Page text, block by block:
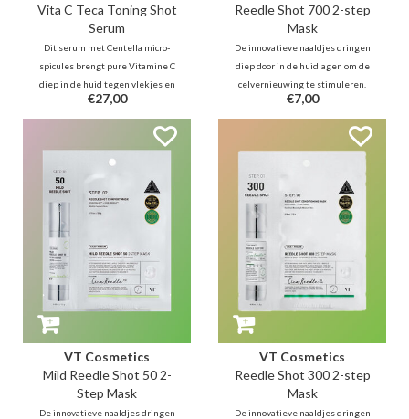
Vita C Teca Toning Shot
Serum
Dit serum met Centella micro-
spicules brengt pure Vitamine C
diep in de huid tegen vlekjes en
dofheid. Glutathion biedt een
'toning shot' voor een egale gloed
en een frisse jelly-finish. De
ideale boost voor een egale,
stralende en gezonde huidteint.
€27,00
Reedle Shot 700 2-step
Mask
De innovatieve naaldjes dringen
diep door in de huidlagen om de
celvernieuwing te stimuleren.
Terwijl st. 1 de huid verzacht met
CICA en de weg vrijmaakt voor
actieve ingrediënten, levert het
resultaten in minder dan 20
minuten
€7,00
VT Cosmetics
Mild Reedle Shot 50 2-
Step Mask
De innovatieve naaldjes dringen
VT Cosmetics
Reedle Shot 300 2-step
Mask
De innovatieve naaldjes dringen